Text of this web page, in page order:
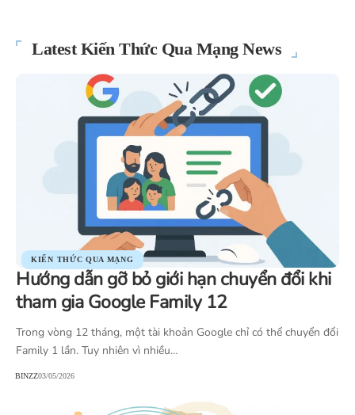
Latest Kiến Thức Qua Mạng News
KIẾN THỨC QUA MẠNG
Hướng dẫn gỡ bỏ giới hạn chuyển đổi khi
tham gia Google Family 12
Trong vòng 12 tháng, một tài khoản Google chỉ có thể chuyển đổi
Family 1 lần. Tuy nhiên vì nhiều…
BINZZ03/05/2026